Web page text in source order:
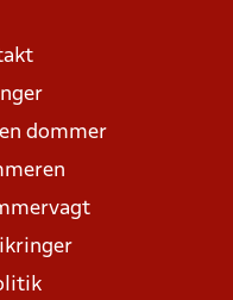
dommer